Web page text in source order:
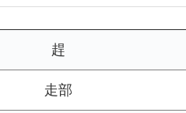
趕
走部